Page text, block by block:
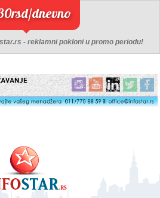
dnevno
- reklamni pokloni u promo periodu!